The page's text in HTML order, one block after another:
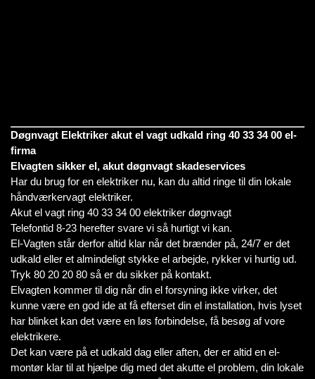
Døgnvagt Elektriker akut el vagt udkald ring 40 33 34 00 el-
firma
Elvagten sikker el, akut døgnvagt skadeservices
Har du brug for en elektriker nu, kan du altid ringe til din lokale
håndværkervagt elektriker.
Akut el vagt ring 40 33 34 00 elektriker døgnvagt
Telefontid 8-23 herefter svare vi så hurtigt vi kan.
El-Vagten står derfor altid klar når det brænder på, 24/7 er det
udkald eller et almindeligt stykke el arbejde, rykker vi hurtig ud.
Tryk 80 20 20 80 så er du sikker på kontakt.
Elvagten kommer til dig når din el forsyning ikke virker, det
kunne være en god ide at få efterset din el installation, hvis lyset
har blinket kan det være en løs forbindelse, få besøg af vore
elektrikere.
Det kan være på et udkald dag eller aften, der er altid en el-
montør klar til at hjælpe dig med det akutte el problem, din lokale